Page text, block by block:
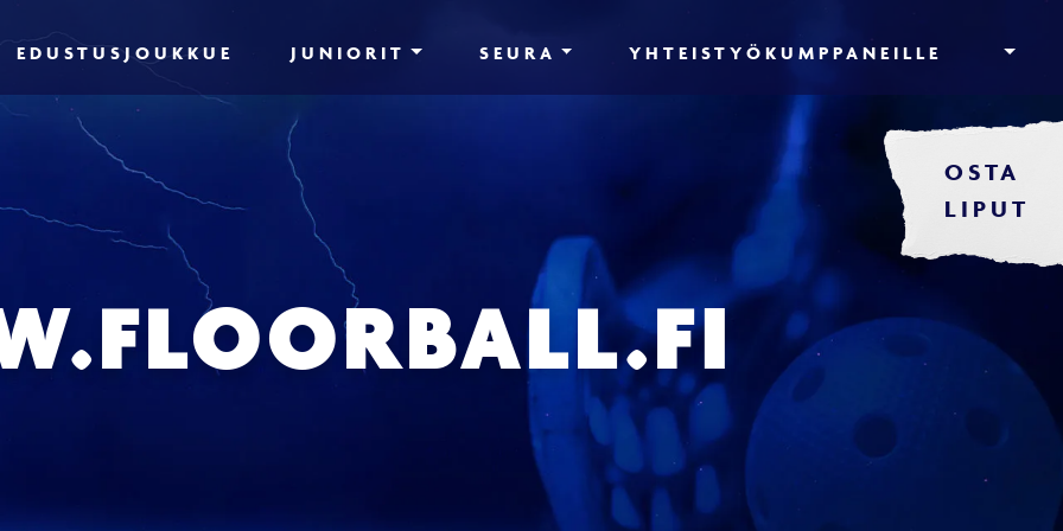
EDUSTUSJOUKKUE JUNIORIT SEURA YHTEISTYÖKUMPPANEILLE
OSTA
LIPUT